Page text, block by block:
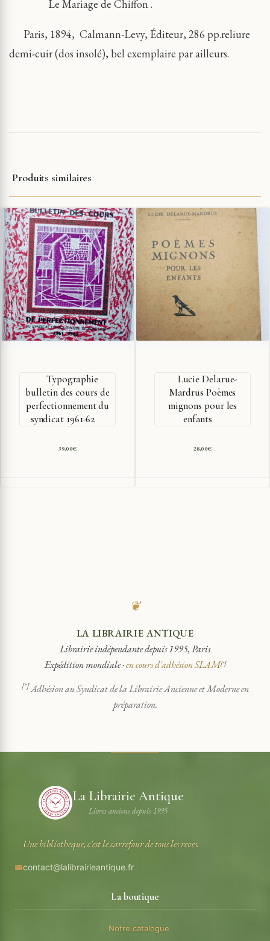
Le Mariage de Chiffon .
Paris, 1894, Calmann-Levy, Éditeur, 286 pp.reliure
demi-cuir (dos insolé), bel exemplaire par ailleurs.
Produits similaires
Typographie
bulletin des cours de
perfectionnement du
syndicat 1961-62
39,00€
Lucie Delarue-
Mardrus Poèmes
mignons pour les
enfants
28,00€
❦
LA LIBRAIRIE ANTIQUE
Librairie indépendante depuis 1995, Paris
Expédition mondiale ·en cours d'adhésion SLAM[*]
[*]Adhésion au Syndicat de la Librairie Ancienne et Moderne en
préparation.
La Librairie Antique
Livres anciens depuis 1995
Une bibliotheque, c'est le carrefour de tous les reves.
contact@lalibrairieantique.fr
La boutique
Notre catalogue